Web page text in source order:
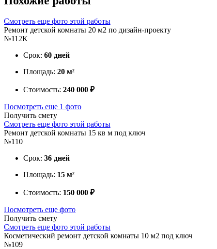
Смотреть еще фото этой работы
Ремонт детской комнаты 20 м2 по дизайн-проекту
№112К
Срок: 60 дней
Площадь: 20 м²
Стоимость: 240 000 ₽
Посмотреть еще 1 фото
Получить смету
Смотреть еще фото этой работы
Ремонт детской комнаты 15 кв м под ключ
№110
Срок: 36 дней
Площадь: 15 м²
Стоимость: 150 000 ₽
Посмотреть еще фото
Получить смету
Смотреть еще фото этой работы
Косметический ремонт детской комнаты 10 м2 под ключ
№109